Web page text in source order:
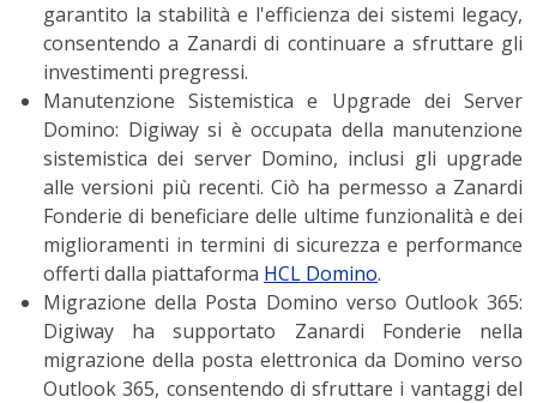
garantito la stabilità e l'efficienza dei sistemi legacy,
consentendo a Zanardi di continuare a sfruttare gli
investimenti pregressi.
Manutenzione Sistemistica e Upgrade dei Server
Domino: Digiway si è occupata della manutenzione
sistemistica dei server Domino, inclusi gli upgrade
alle versioni più recenti. Ciò ha permesso a Zanardi
Fonderie di beneficiare delle ultime funzionalità e dei
miglioramenti in termini di sicurezza e performance
offerti dalla piattaforma HCL Domino.
Migrazione della Posta Domino verso Outlook 365:
Digiway ha supportato Zanardi Fonderie nella
migrazione della posta elettronica da Domino verso
Outlook 365, consentendo di sfruttare i vantaggi del